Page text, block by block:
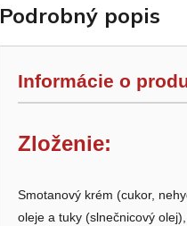
Podrobný popis
Informácie o
Zloženie:
Smotanový krém (cukor,
oleje a tuky (slnečnicový